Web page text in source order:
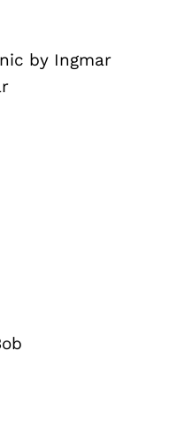
by Ingmar